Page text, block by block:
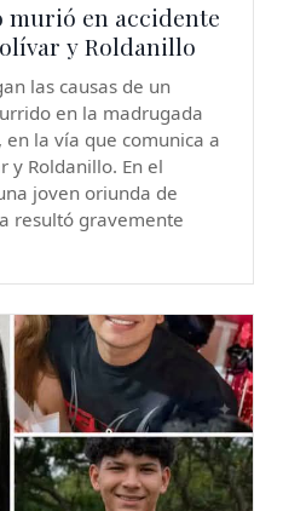
murió en accidente
y Roldanillo
las causas de un
en la madrugada
la vía que comunica a
y Roldanillo. En el
joven oriunda de
resultó gravemente